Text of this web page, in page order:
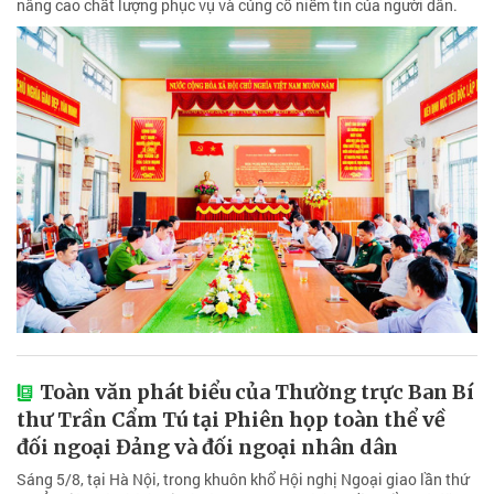
nâng cao chất lượng phục vụ và củng cố niềm tin của người dân.
Toàn văn phát biểu của Thường trực Ban Bí
thư Trần Cẩm Tú tại Phiên họp toàn thể về
đối ngoại Đảng và đối ngoại nhân dân
Sáng 5/8, tại Hà Nội, trong khuôn khổ Hội nghị Ngoại giao lần thứ